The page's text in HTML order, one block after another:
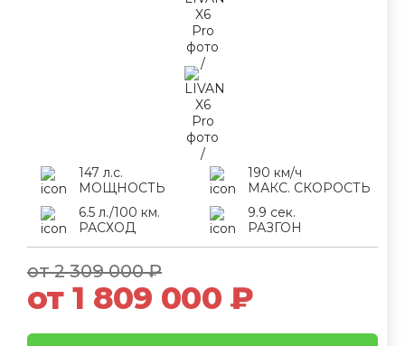
от 2 309 000 ₽
от 1 809 000 ₽
147 л.с.
МОЩНОСТЬ
190 км/ч
МАКС. СКОРОСТЬ
6.5 л./100 км.
РАСХОД
9.9 сек.
РАЗГОН